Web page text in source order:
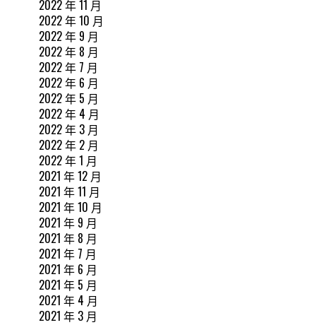
2022 年 11 月
2022 年 10 月
2022 年 9 月
2022 年 8 月
2022 年 7 月
2022 年 6 月
2022 年 5 月
2022 年 4 月
2022 年 3 月
2022 年 2 月
2022 年 1 月
2021 年 12 月
2021 年 11 月
2021 年 10 月
2021 年 9 月
2021 年 8 月
2021 年 7 月
2021 年 6 月
2021 年 5 月
2021 年 4 月
2021 年 3 月